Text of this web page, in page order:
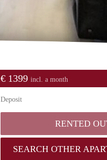
€ 1399 incl. a month
Deposit
RENTED
SEARCH OTHER